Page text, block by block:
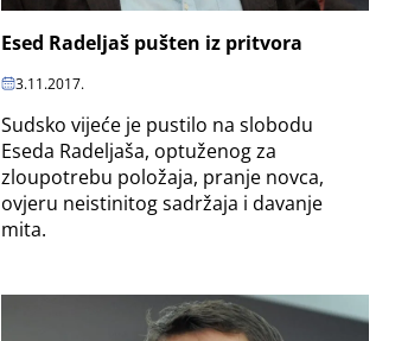
Esed Radeljaš pušten iz pritvora
3.11.2017.
Sudsko vijeće je pustilo na slobodu
Eseda Radeljaša, optuženog za
zloupotrebu položaja, pranje novca,
ovjeru neistinitog sadržaja i davanje
mita.